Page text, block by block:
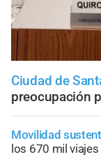
Ciudad de
preocupación
Movilidad
los 670 mil